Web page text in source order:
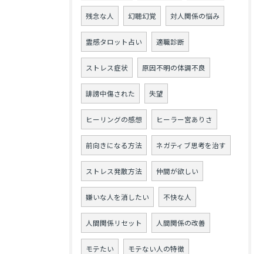
残念な人 幻聴幻覚 対人関係の悩み
霊感タロット占い 適職診断
ストレス症状 原因不明の体調不良
誹謗中傷された 失望
ヒーリングの感想 ヒーラー宮ありさ
前向きになる方法 ネガティブ思考を治す
ストレス発散方法 仲間が欲しい
嫌いな人を消したい 不快な人
人間関係リセット 人間関係の改善
モテたい モテない人の特徴